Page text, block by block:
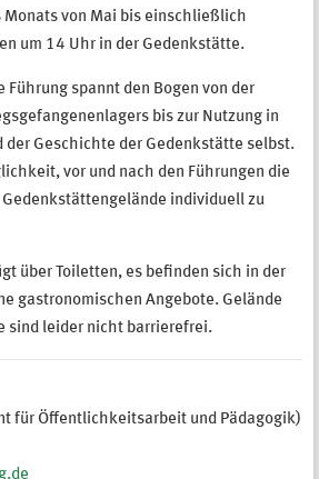
Monats von Mai bis einschließlich
um 14 Uhr in der Gedenkstätte.
Führung spannt den Bogen von der
bis zur Nutzung in
der Geschichte der Gedenkstätte selbst.
vor und nach den Führungen die
individuell zu
über Toiletten, es befinden sich in der
gastronomischen Angebote. Gelände
sind leider nicht barrierefrei.
für Öffentlichkeitsarbeit und Pädagogik)